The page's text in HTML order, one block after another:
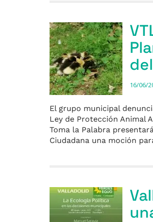
16/06/
El grupo municipal
Ley de Protección Animal
Toma la Palabra
Ciudadana una moción